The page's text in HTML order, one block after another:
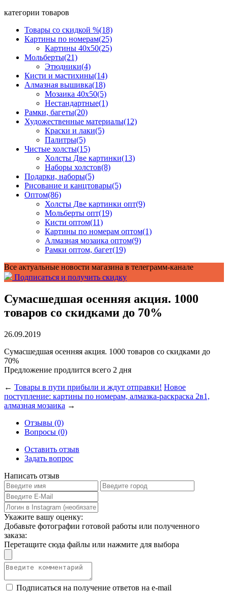
категории товаров
Товары со скидкой %(18)
Картины по номерам(25)
Картины 40x50(25)
Мольберты(21)
Этюдники(4)
Кисти и мастихины(14)
Алмазная вышивка(18)
Мозаика 40x50(5)
Нестандартные(1)
Рамки, багеты(20)
Художественные материалы(12)
Краски и лаки(5)
Палитры(5)
Чистые холсты(15)
Холсты Две картинки(13)
Наборы холстов(8)
Подарки, наборы(5)
Рисование и канцтовары(5)
Оптом(86)
Холсты Две картинки опт(9)
Мольберты опт(19)
Кисти оптом(11)
Картины по номерам оптом(1)
Алмазная мозаика оптом(9)
Рамки оптом, багет(19)
Все актуальные новости магазина в телеграмм-канале
Подписаться и получить скидку
Сумасшедшая осенняя акция. 1000
товаров со скидками до 70%
26.09.2019
Сумасшедшая осенняя акция. 1000 товаров со скидками до
70%
Предложение продлится всего 2 дня
← Товары в пути прибыли и ждут отправки! Новое
поступление: картины по номерам, алмазка-раскраска 2в1,
алмазная мозаика →
Отзывы (0)
Вопросы (0)
Оставить отзыв
Задать вопрос
Написать отзыв
Укажите вашу оценку:
Добавьте фотографии готовой работы или полученного
заказа:
Перетащите сюда файлы или нажмите для выбора
Подписаться на получение ответов на e-mail